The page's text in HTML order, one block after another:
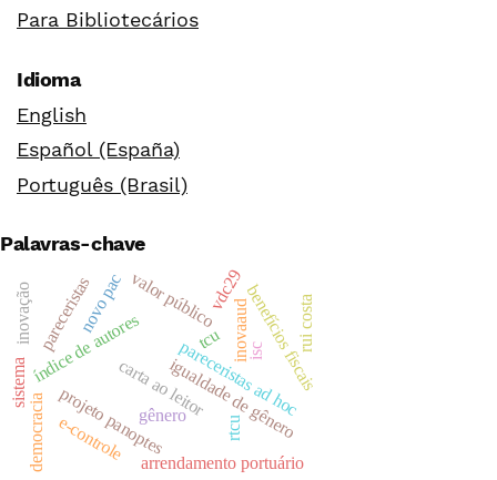
Para Bibliotecários
Idioma
English
Español (España)
Português (Brasil)
Palavras-chave
pareceristas ad hoc
índice de autores
carta ao leitor
gêneroigualdade de gênero
valor público inovaaud
projeto panoptes
arrendamento portuário
benefícios fiscais
vdc29
tcu isc
pareceristas
democracia
sistema
rtcu
e-controle
inovação rui costa
novo pac